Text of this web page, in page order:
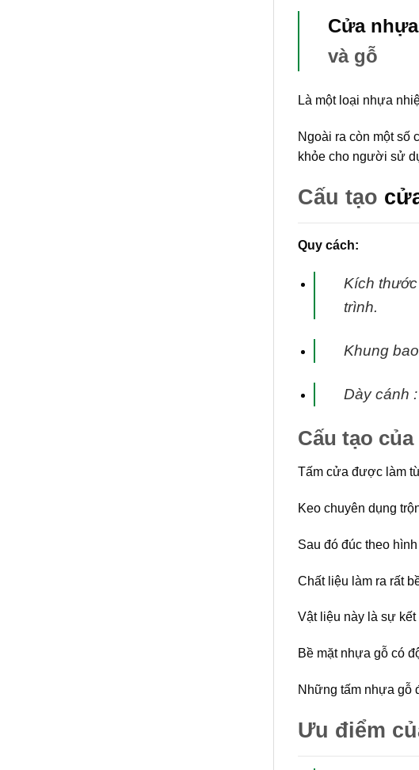
Cửa
và gỗ
Là một loại nhựa
Ngoài ra còn một số
khỏe cho người sử
Cấu tạo
Quy cách:
Kích
trình.
Khung
Dày cánh
Cấu tạo của
Tấm cửa được làm
Keo chuyên dụng
Sau đó đúc theo
Chất liệu làm ra rất
Vật liệu này là sự
Bề mặt nhựa gỗ có
Những tấm nhựa gỗ
Ưu điểm